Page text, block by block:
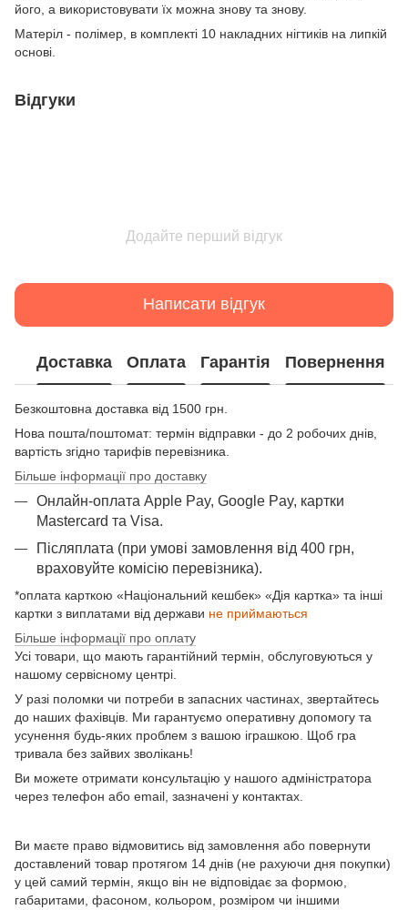
його, а використовувати їх можна знову та знову.
Матеріл - полімер, в комплекті 10 накладних нігтиків на липкій
основі.
Відгуки
Додайте перший відгук
Написати відгук
Доставка Оплата Гарантія Повернення
Безкоштовна доставка від 1500 грн.
Нова пошта/поштомат: термін відправки - до 2 робочих днів,
вартість згідно тарифів перевізника.
Більше інформації про доставку
Онлайн-оплата Apple Pay, Google Pay, картки
Mastercard та Visа.
Післяплата (при умові замовлення від 400 грн,
враховуйте комісію перевізника).
*оплата карткою «Національний кешбек» «Дія картка» та інші
картки з виплатами від держави не приймаються
Більше інформації про оплату
Усі товари, що мають гарантійний термін, обслуговуються у
нашому сервісному центрі.
У разі поломки чи потреби в запасних частинах, звертайтесь
до наших фахівців. Ми гарантуємо оперативну допомогу та
усунення будь-яких проблем з вашою іграшкою. Щоб гра
тривала без зайвих зволікань!
Ви можете отримати консультацію у нашого адміністратора
через телефон або email, зазначені у контактах.
Ви маєте право відмовитись від замовлення або повернути
доставлений товар протягом 14 днів (не рахуючи дня покупки)
у цей самий термін, якщо він не відповідає за формою,
габаритами, фасоном, кольором, розміром чи іншими